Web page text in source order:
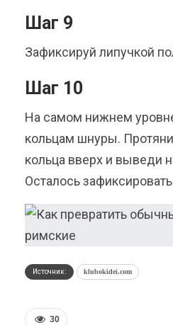
Шаг 9
Зафиксируй липучкой
Шаг 10
На самом нижнем
кольцам шнуры.
кольца вверх и выведи
Осталось
Источник: klubokidei.com
30